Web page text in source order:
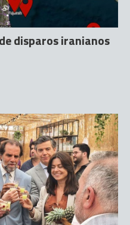
disparos iranianos